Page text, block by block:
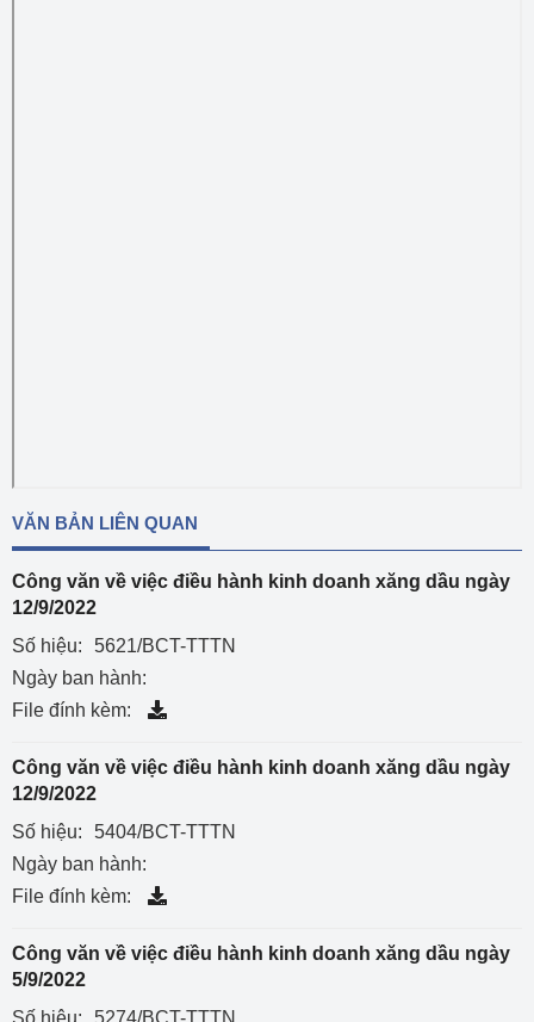
VĂN BẢN LIÊN QUAN
Công văn về việc điều hành kinh doanh xăng dầu ngày
12/9/2022
Số hiệu:
5621/BCT-TTTN
Ngày ban hành:
File đính kèm:
Công văn về việc điều hành kinh doanh xăng dầu ngày
12/9/2022
Số hiệu:
5404/BCT-TTTN
Ngày ban hành:
File đính kèm:
Công văn về việc điều hành kinh doanh xăng dầu ngày
5/9/2022
Số hiệu:
5274/BCT-TTTN